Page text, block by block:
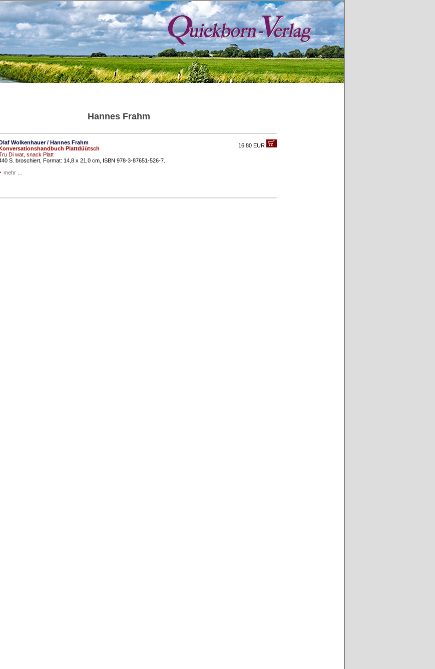
Hannes Frahm
Wolkenhauer / Hannes Frahm
Plattdüütsch
Di wat, snack Platt
S. broschiert, Format: 14,8 x 21,0 cm, ISBN 978-3-87651-526-7.
mehr ...
16.80 EUR